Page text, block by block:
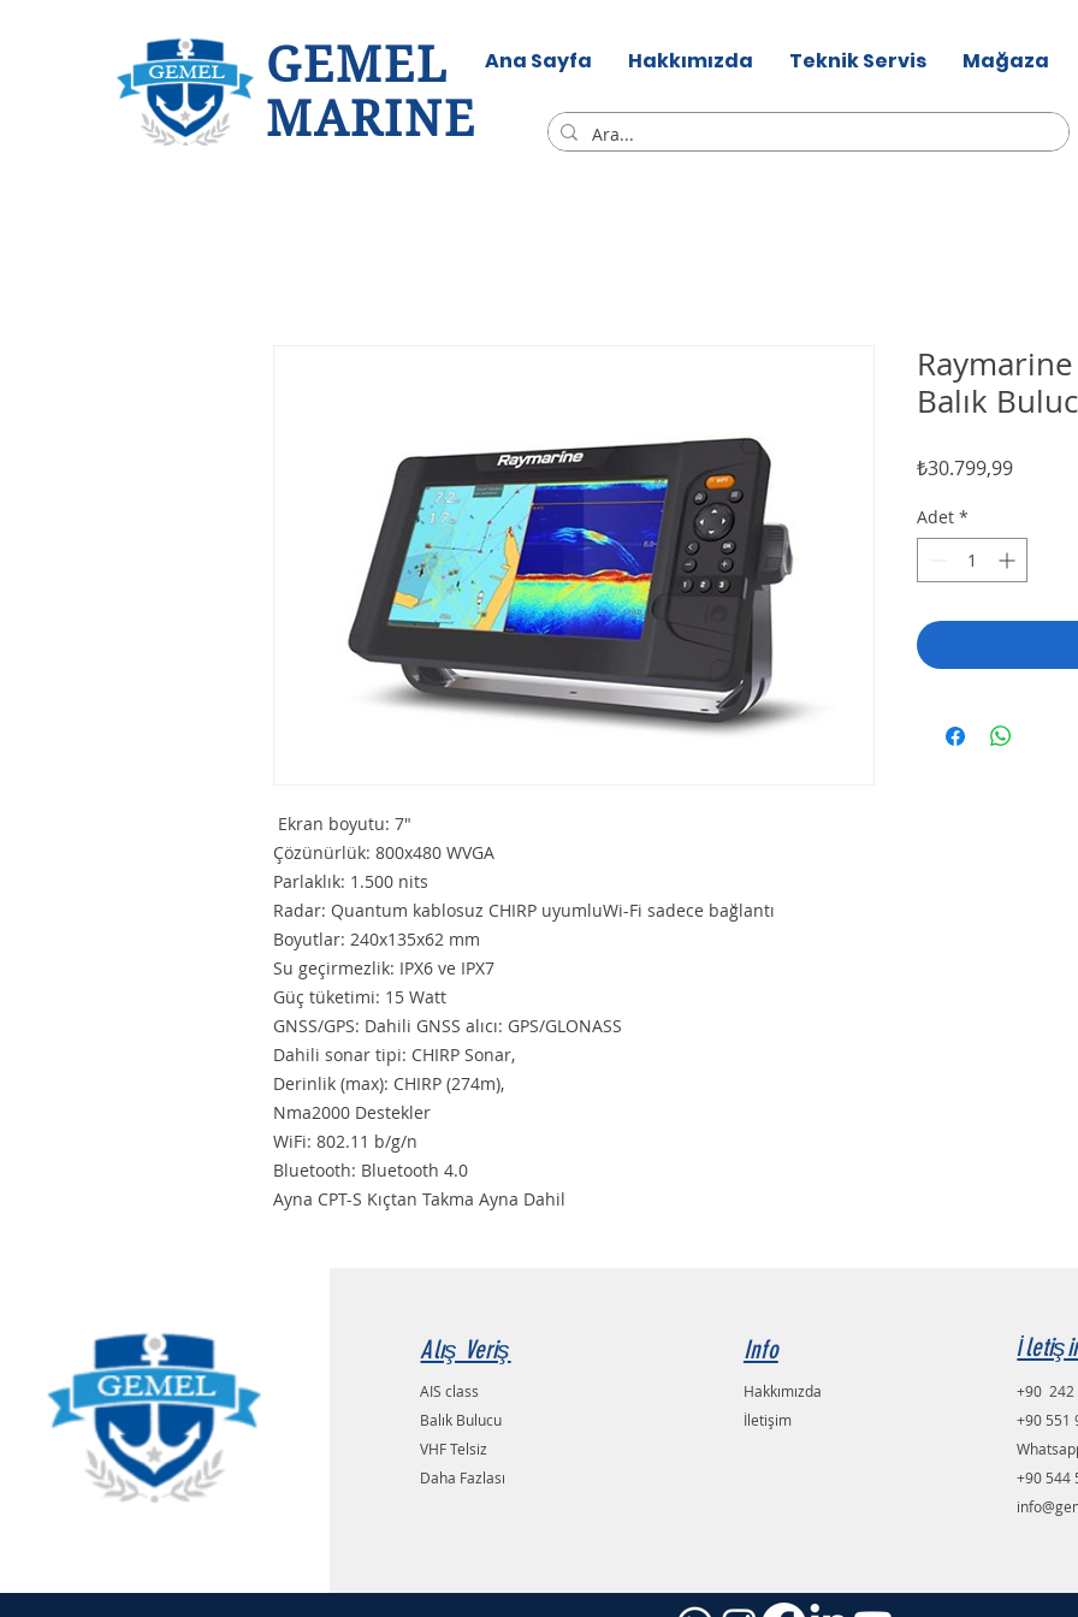
GEMEL
MARINE
Ana Sayfa Hakkımızda Teknik Servis Mağaza
Ekran boyutu: 7"
Çözünürlük: 800x480 WVGA
Parlaklık: 1.500 nits
Radar: Quantum kablosuz CHIRP uyumluWi-Fi sadece bağlantı
Boyutlar: 240x135x62 mm
Su geçirmezlik: IPX6 ve IPX7
Güç tüketimi: 15 Watt
GNSS/GPS: Dahili GNSS alıcı: GPS/GLONASS
Dahili sonar tipi: CHIRP Sonar,
Derinlik (max): CHIRP (274m),
Nma2000 Destekler
WiFi: 802.11 b/g/n
Bluetooth: Bluetooth 4.0
Ayna CPT-S Kıçtan Takma Ayna Dahil
Balık
₺30.799,99Fiyat
Adet *
Alış Veriş
AIS class
Balık Bulucu
VHF Telsiz
Daha Fazlası
Info
Hakkımızda
İletişim
+90 242
+90 551
+90 544